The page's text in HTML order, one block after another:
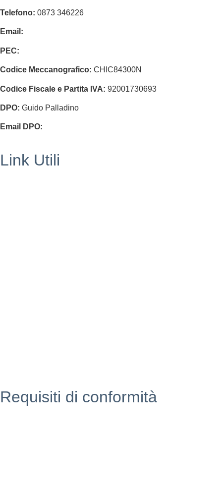
Telefono: 0873 346226
Email:
PEC:
Codice Meccanografico: CHIC84300N
Codice Fiscale e Partita IVA: 92001730693
DPO: Guido Palladino
Email DPO:
Link Utili
Requisiti di conformità